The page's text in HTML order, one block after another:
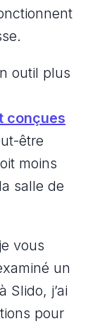
outil plus
conçues
être
moins
salle de
vous
un
Slido, j’ai
pour